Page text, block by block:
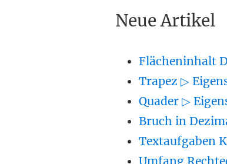
Neue Artikel
Flächeninhalt
Trapez ▷
Quader ▷
Bruch in
Textaufgaben
Umfang